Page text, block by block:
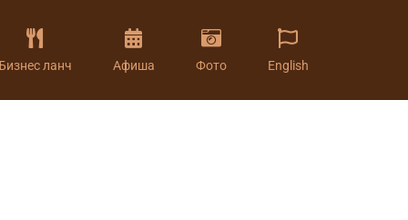
Бизнес ланч Афиша Фото English